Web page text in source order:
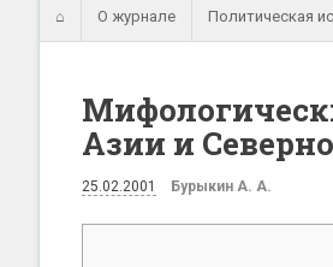
⌂ О журнале Политическая
Азии и
25.02.2001 Бурыкин А. А.